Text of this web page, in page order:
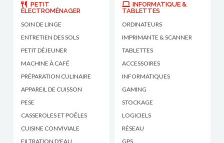
PETIT
ÉLECTROMÉNAGER
SOIN DE LINGE
ENTRETIEN DES SOLS
PETIT DÉJEUNER
MACHINE À CAFÉ
PRÉPARATION CULINAIRE
APPAREIL DE CUISSON
PESE
CASSEROLES ET POÊLES
CUISINE CONVIVIALE
FILTRATION D'EAU
INFORMATIQUE &
TABLETTES
ORDINATEURS
IMPRIMANTE & SCANNER
TABLETTES
ACCESSOIRES
INFORMATIQUES
GAMING
STOCKAGE
LOGICIELS
RÉSEAU
GPS